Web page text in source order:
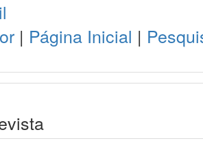
| Página Inicial |